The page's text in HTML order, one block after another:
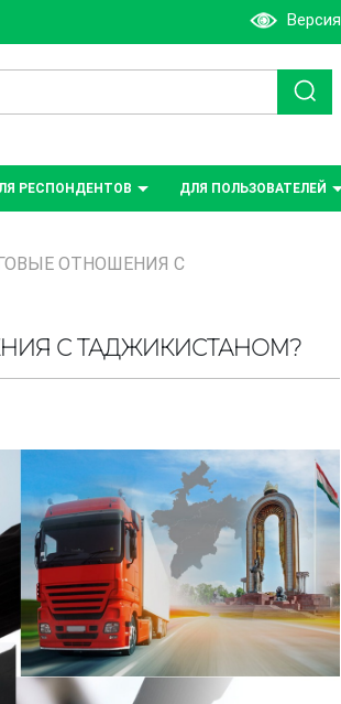
РЕСПОНДЕНТОВ ДЛЯ ПОЛЬЗОВАТЕЛЕЙ
ОТНОШЕНИЯ С
С ТАДЖИКИСТАНОМ?